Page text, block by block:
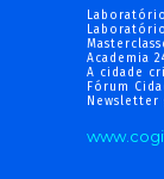
Academia
A cidade
Fórum
Newsletter